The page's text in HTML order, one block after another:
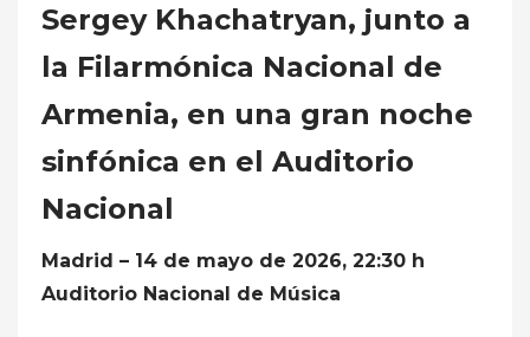
Sergey Khachatryan, junto a
la Filarmónica Nacional de
Armenia, en una gran noche
sinfónica en el Auditorio
Nacional
Madrid – 14 de mayo de 2026, 22:30 h
Auditorio Nacional de Música